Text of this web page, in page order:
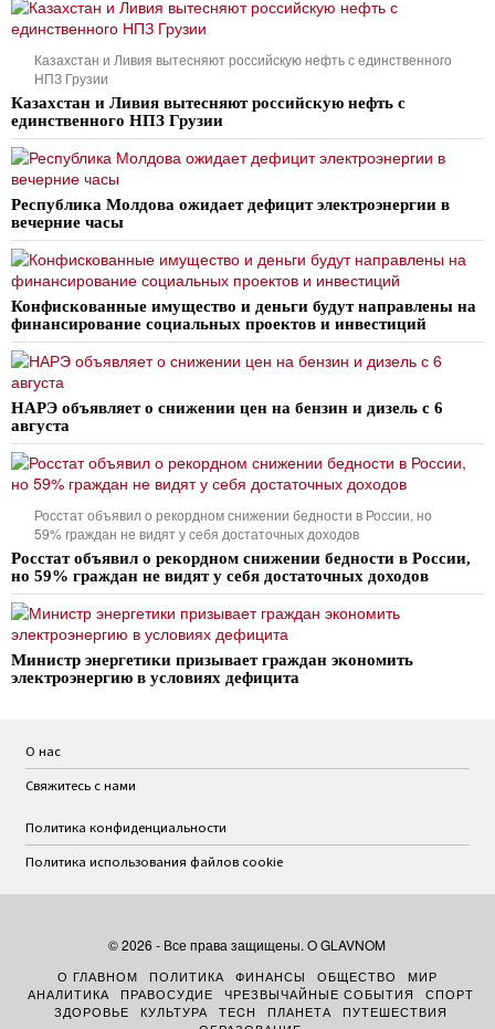
Казахстан и Ливия вытесняют российскую нефть с единственного
НПЗ Грузии
Казахстан и Ливия вытесняют российскую нефть с
единственного НПЗ Грузии
Республика Молдова ожидает дефицит электроэнергии в
вечерние часы
Конфискованные имущество и деньги будут направлены на
финансирование социальных проектов и инвестиций
НАРЭ объявляет о снижении цен на бензин и дизель с 6
августа
Росстат объявил о рекордном снижении бедности в России, но
59% граждан не видят у себя достаточных доходов
Росстат объявил о рекордном снижении бедности в России,
но 59% граждан не видят у себя достаточных доходов
Министр энергетики призывает граждан экономить
электроэнергию в условиях дефицита
О нас
Свяжитесь с нами
Политика конфиденциальности
Политика использования файлов cookie
©2026 - Все права защищены. O GLAVNOM
О ГЛАВНОМ ПОЛИТИКА ФИНАНСЫ ОБЩЕСТВО
МИР
АНАЛИТИКА
ПРАВОСУДИЕ ЧРЕЗВЫЧАЙНЫЕ СОБЫТИЯ
СПОРТ
ЗДОРОВЬЕ
КУЛЬТУРА TECH ПЛАНЕТА
ПУТЕШЕСТВИЯ